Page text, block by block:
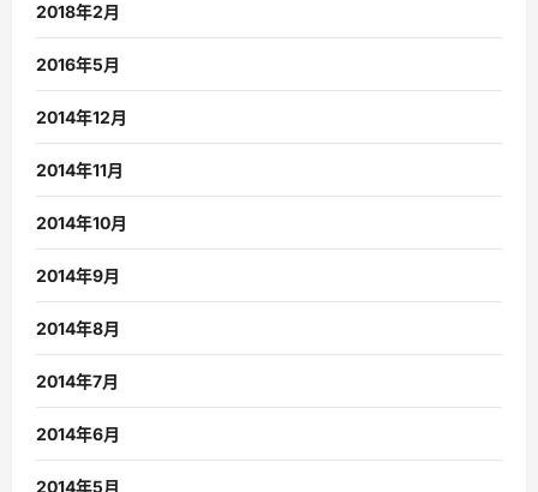
2018年2月
2016年5月
2014年12月
2014年11月
2014年10月
2014年9月
2014年8月
2014年7月
2014年6月
2014年5月